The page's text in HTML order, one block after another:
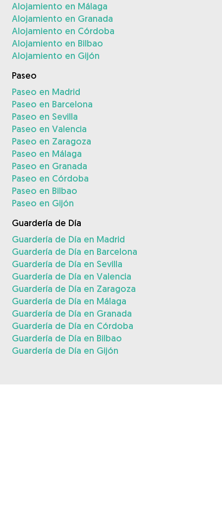
Alojamiento en Málaga
Alojamiento en Granada
Alojamiento en Córdoba
Alojamiento en Bilbao
Alojamiento en Gijón
Paseo
Paseo en Madrid
Paseo en Barcelona
Paseo en Sevilla
Paseo en Valencia
Paseo en Zaragoza
Paseo en Málaga
Paseo en Granada
Paseo en Córdoba
Paseo en Bilbao
Paseo en Gijón
Guardería de Día
Guardería de Día en Madrid
Guardería de Día en Barcelona
Guardería de Día en Sevilla
Guardería de Día en Valencia
Guardería de Día en Zaragoza
Guardería de Día en Málaga
Guardería de Día en Granada
Guardería de Día en Córdoba
Guardería de Día en Bilbao
Guardería de Día en Gijón